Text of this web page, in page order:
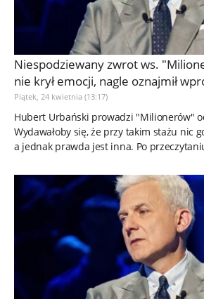
Niespodziewany zwrot ws.
nie krył emocji, nagle oznajmił
Piątek, 24 kwietnia (13:17)
Hubert Urbański prowadzi "Milionerów"
Wydawałoby się, że przy takim stażu nic
a jednak prawda jest inna. Po